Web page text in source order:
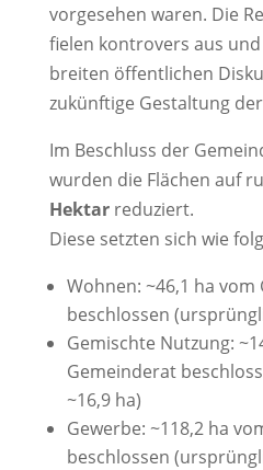
vorgesehen waren. Die
fielen kontrovers aus
breiten öffentlichen
zukünftige Gestaltung
Im Beschluss der
wurden die Flächen auf
Hektarreduziert.
Diese setzten sich wie
Wohnen: ~46,1 ha
beschlossen
Gemischte Nutzung:
Gemeinderat
~16,9 ha)
Gewerbe: ~118,2 ha
beschlossen